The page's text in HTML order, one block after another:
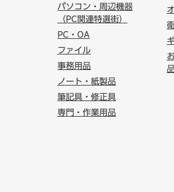
パソコン・周辺機器
（PC関連特選街）
PC・OA
ファイル
事務用品
ノート・紙製品
筆記具・修正具
専門・作業用品
品